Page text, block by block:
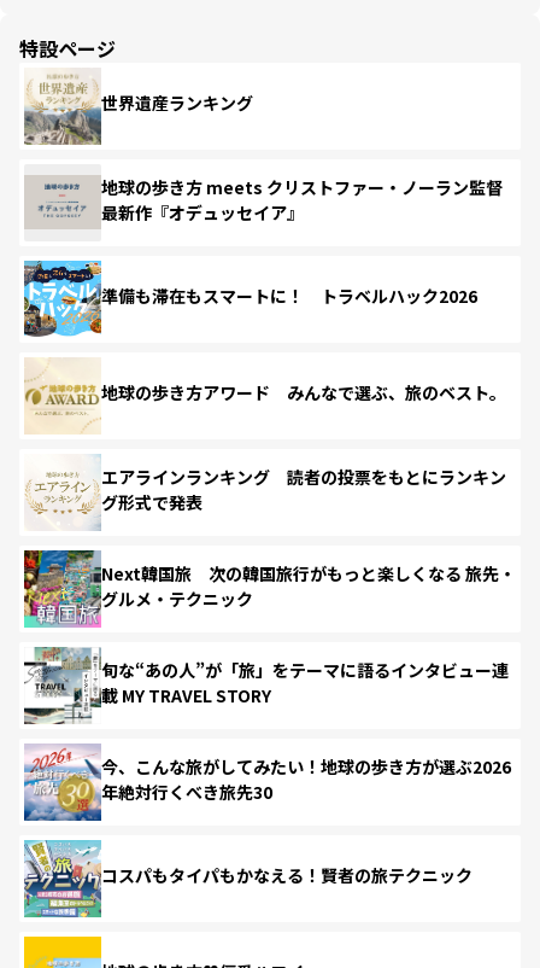
特設ページ
世界遺産ランキング
地球の歩き方 meets クリストファー・ノーラン監督
最新作『オデュッセイア』
準備も滞在もスマートに！ トラベルハック2026
地球の歩き方アワード みんなで選ぶ、旅のベスト。
エアラインランキング 読者の投票をもとにランキン
グ形式で発表
Next韓国旅 次の韓国旅行がもっと楽しくなる 旅先・
グルメ・テクニック
旬な“あの人”が「旅」をテーマに語るインタビュー連
載 MY TRAVEL STORY
今、こんな旅がしてみたい！地球の歩き方が選ぶ2026
年絶対行くべき旅先30
コスパもタイパもかなえる！賢者の旅テクニック